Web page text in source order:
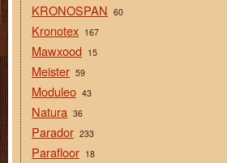
KRONOSPAN 60
Kronotex 167
Mawxood 15
Meister 59
Moduleo 43
Natura 36
Parador 233
Parafloor 18